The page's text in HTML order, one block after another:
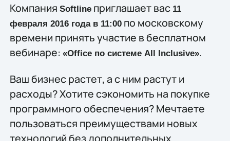
Компания Softlineприглашает вас 11
февраля 2016 года в 11:00по московскому
времени принять участие в бесплатном
вебинаре: «Office по системе All Inclusive».
Ваш бизнес растет, а с ним растут и
расходы? Хотите сэкономить на покупке
программного обеспечения? Мечтаете
пользоваться преимуществами новых
технологий без дополнительных